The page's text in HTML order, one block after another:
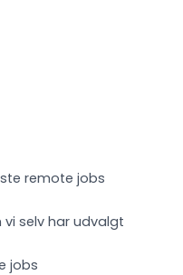
remote jobs
vi selv har udvalgt
jobs